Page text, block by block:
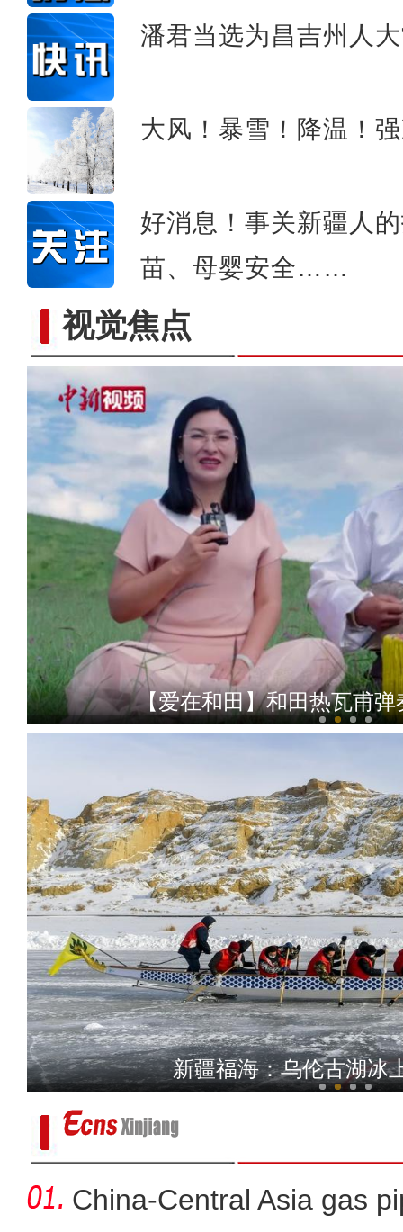
潘君当选为昌吉州人
大风！暴雪！降温！
好消息！事关新疆人
苗、母婴安全……
视觉焦点
【爱在和田】和田热瓦甫弹
中哈霍尔果斯公路口岸恢复
新疆福海：乌伦古湖冰
China-Central Asia gas